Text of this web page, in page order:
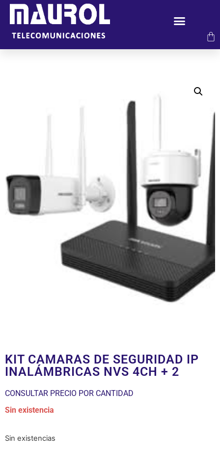
KIT CAMARAS DE SEGURIDAD IP
INALÁMBRICAS NVS 4CH + 2
CONSULTAR PRECIO POR CANTIDAD
Sin existencia
Sin existencias